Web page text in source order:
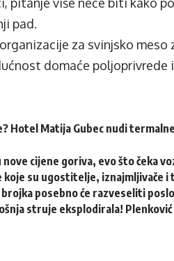
pitanje više neće biti kako
pad.
za svinjsko
domaće poljoprivrede
Hotel Matija Gubec nudi
cijene goriva, evo što čeka
koje su ugostitelje, iznajmljivače
brojka posebno će razveseliti
struje eksplodirala! Plenković